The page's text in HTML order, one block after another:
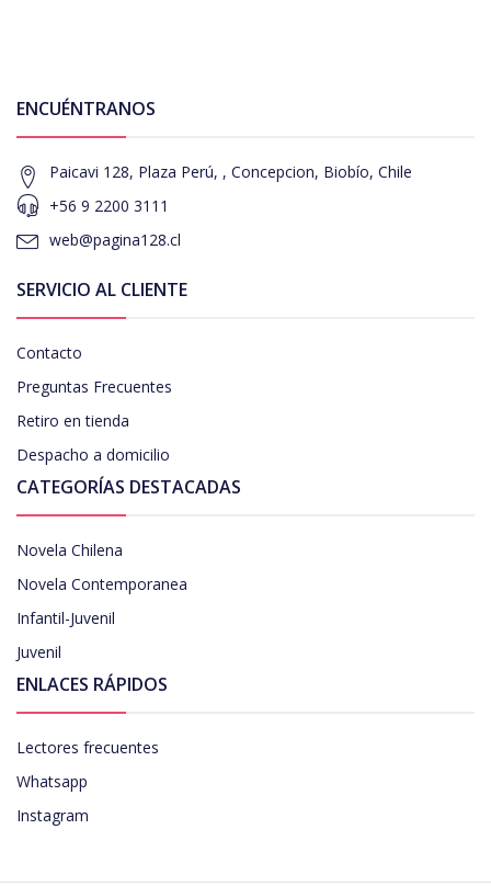
ENCUÉNTRANOS
Paicavi 128, Plaza Perú, , Concepcion, Biobío, Chile
+56 9 2200 3111
web@pagina128.cl
SERVICIO AL CLIENTE
Contacto
Preguntas Frecuentes
Retiro en tienda
Despacho a domicilio
CATEGORÍAS DESTACADAS
Novela Chilena
Novela Contemporanea
Infantil-Juvenil
Juvenil
ENLACES RÁPIDOS
Lectores frecuentes
Whatsapp
Instagram